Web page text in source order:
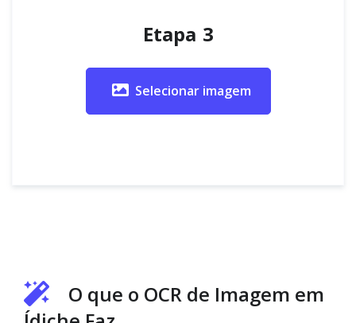
Etapa 3
Selecionar imagem
O que o OCR de Imagem em